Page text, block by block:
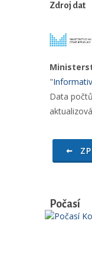
Zdroj dat
"
Data
Počasí